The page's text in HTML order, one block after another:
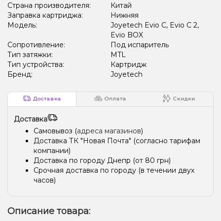
Страна производителя:
Китай
Заправка картриджа:
Нижняя
Модель:
Joyetech Evio C, Evio C 2,
Evio BOX
Сопротивление:
Под испаритель
Тип затяжки:
MTL
Тип устройства:
Картридж
Бренд:
Joyetech
Доставка Оплата Скидки
Доставка
Самовывоз (адреса магазинов)
Доставка ТК "Новая Почта" (согласно тарифам
компании)
Доставка по городу Днепр (от 80 грн)
Срочная доставка по городу (в течении двух
часов)
Описание товара: